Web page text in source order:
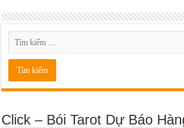
Click – Bói Tarot Dự Báo